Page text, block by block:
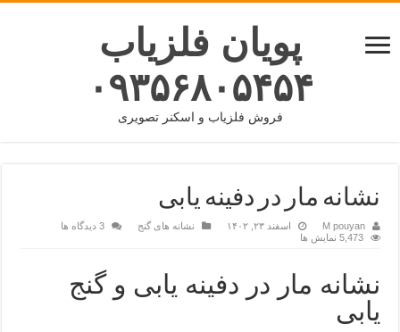
پویان فلزیاب
۰۹۳۵۶۸۰۵۴۵۴
فروش فلزیاب و اسکنر تصویری
نشانه مار در دفینه یابی
M pouyan اسفند ۲۳, ۱۴۰۲ نشانه های گنج
3 دیدگاه ها
5,473 نمایش ها
نشانه مار در دفینه یابی و گنج
یابی